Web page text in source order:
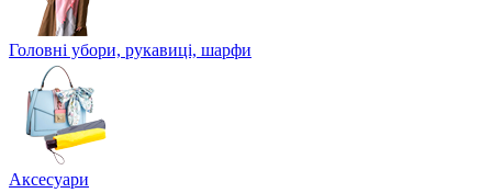
Головні убори, рукавиці, шарфи
Аксесуари